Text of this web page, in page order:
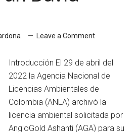
Leave a Comment
Introducción El 29 de abril del
2022 la Agencia Nacional de
Licencias Ambientales de
Colombia (ANLA) archivó la
licencia ambiental solicitada por
AngloGold Ashanti (AGA) para su